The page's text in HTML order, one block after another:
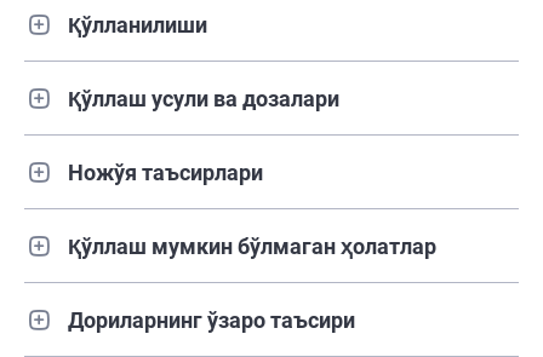
Қўлланилиши
Қўллаш усули ва дозалари
Ножўя таъсирлари
Қўллаш мумкин бўлмаган ҳолатлар
Дориларнинг ўзаро таъсири